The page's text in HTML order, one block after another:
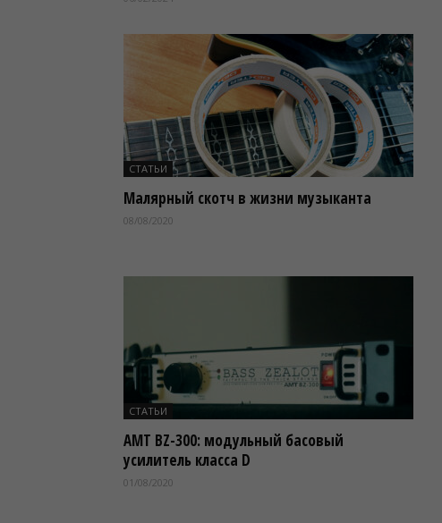
СТАТЬИ
Малярный скотч в жизни музыканта
08/08/2020
СТАТЬИ
AMT BZ-300: модульный басовый
усилитель класса D
01/08/2020